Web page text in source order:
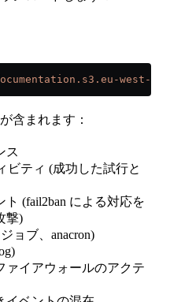
west-
含まれます：
ス
ビティ (成功した試行と
(fail2ban による対応を
撃)
ョブ、anacron)
ァイアウォールのアクテ